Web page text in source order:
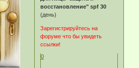
восстановление" spf 30
(день)
Зарегистрируйтесь на
форуме что бы увидеть
ссылки!
0